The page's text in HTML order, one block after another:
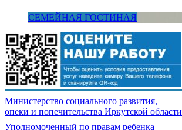
СЕМЕЙНАЯ ГОСТИНАЯ
Министерство социального развития,
опеки и попечительства Иркутской области
Уполномоченный по правам ребенка